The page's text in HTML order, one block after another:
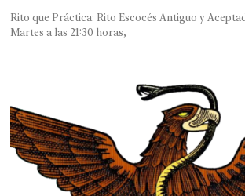
Rito que Práctica: Rito Escocés Antiguo y
Martes a las 21:30 horas,